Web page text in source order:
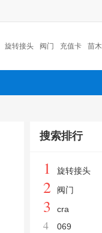
旋转接头 阀门 充值卡 苗木
胶带 隐形防护网 润滑油
搜索排行
1 旋转接头
2 阀门
3 cra
4 069